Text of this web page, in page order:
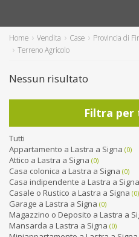
Home Vendita Case Provincia di
Terreno Agricolo
Nessun risultato
Filtra per
Tutti
Appartamento a Lastra a Signa (0)
Attico a Lastra a Signa (0)
Casa colonica a Lastra a Signa (0)
Casa indipendente a Lastra a Signa
Casale o Rustico a Lastra a Signa (0)
Garage a Lastra a Signa (0)
Magazzino o Deposito a Lastra a
Mansarda a Lastra a Signa (0)